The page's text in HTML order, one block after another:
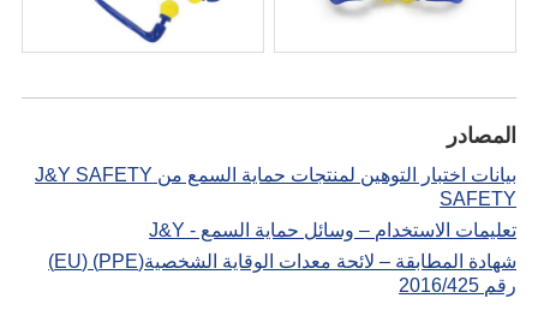
المصادر
بيانات اختبار التوهين لمنتجات حماية السمع من J&Y SAFETY
SAFETY
تعليمات الاستخدام – وسائل حماية السمع - J&Y
شهادة المطابقة – لائحة معدات الوقاية الشخصية(PPE) (EU)
رقم 2016/425